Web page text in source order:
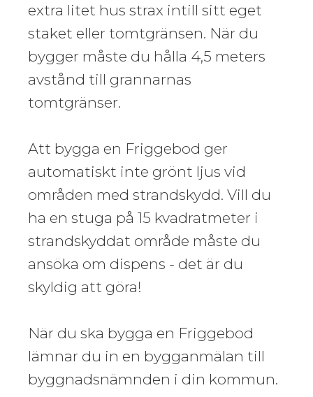
extra litet hus strax intill sitt eget
staket eller tomtgränsen. När du
bygger måste du hålla 4,5 meters
avstånd till grannarnas
tomtgränser.
Att bygga en Friggebod ger
automatiskt inte grönt ljus vid
områden med strandskydd. Vill du
ha en stuga på 15 kvadratmeter i
strandskyddat område måste du
ansöka om dispens - det är du
skyldig att göra!
När du ska bygga en Friggebod
lämnar du in en bygganmälan till
byggnadsnämnden i din kommun.